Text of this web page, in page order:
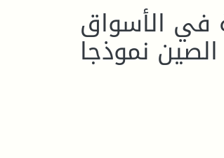
في الأسواق